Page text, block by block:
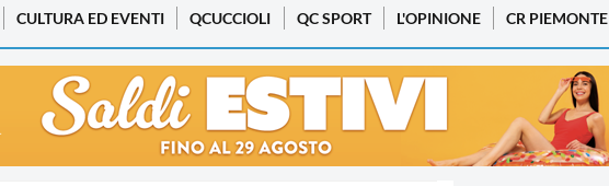
CULTURA ED EVENTI QCUCCIOLI QC SPORT L'OPINIONE CR PIEMONTE